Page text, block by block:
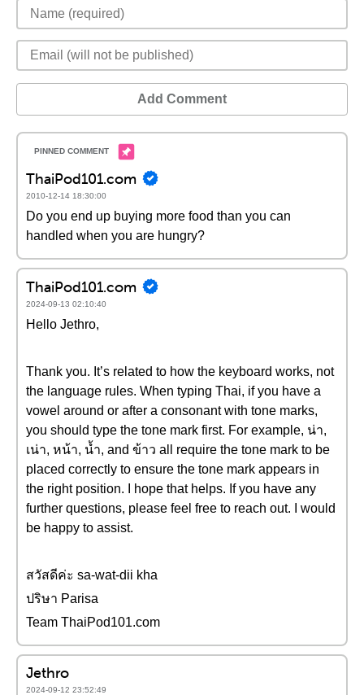
Add Comment
ThaiPod101.com
2010-12-14 18:30:00
Do you end up buying more food than you can
handled when you are hungry?
ThaiPod101.com
2024-09-13 02:10:40
Hello Jethro,
Thank you. It’s related to how the keyboard works, not
the language rules. When typing Thai, if you have a
vowel around or after a consonant with tone marks,
you should type the tone mark first. For example, น่า,
เน่า, หน้า, น้ำ, and ข้าว all require the tone mark to be
placed correctly to ensure the tone mark appears in
the right position. I hope that helps. If you have any
further questions, please feel free to reach out. I would
be happy to assist.
สวัสดีค่ะ sa-wat-dii kha
ปริษา Parisa
Team ThaiPod101.com
Jethro
2024-09-12 23:52:49